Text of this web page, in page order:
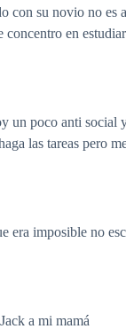
con su novio no es
en
un poco anti social
las tareas pero
era imposible no
a mi mamá